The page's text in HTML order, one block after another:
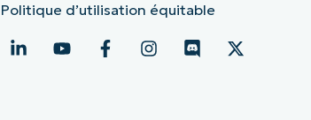
Politique d’utilisation équitable